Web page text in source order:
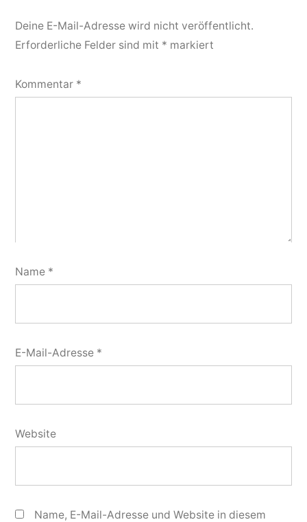
Deine E-Mail-Adresse wird nicht veröffentlicht.
Erforderliche Felder sind mit * markiert
Kommentar *
Name *
E-Mail-Adresse *
Website
Name, E-Mail-Adresse und Website in diesem